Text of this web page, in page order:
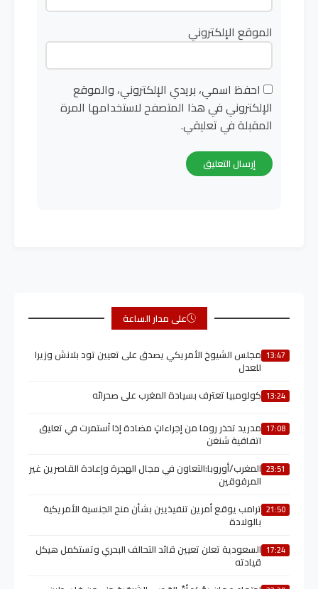
الموقع الإلكتروني
احفظ اسمي، بريدي الإلكتروني، والموقع
الإلكتروني في هذا المتصفح لاستخدامها المرة
المقبلة في تعليقي.
على مدار الساعة
13:47 مجلس الشيوخ الأمريكي يصدق على تعيين تود بلانش وزيرا
للعدل
13:24 كولومبيا تعترف بسيادة المغرب على صحرائه
17:08 مدريد تحذر روما من إجراءاتٍ مضادة إذا اُستمرت في تعليق
اتفاقية شنغن
23:51 المغرب/أوروبا:التعاون في مجال الهجرة وإعادة القاصرين غير
المرفوقين
21:50 ترامب يوقع أمرين تنفيذيين بشأن منح الجنسية الأمريكية
بالولادة
17:24 السعودية تعلن تعيين قائد التحالف البحري وتستكمل هيكل
قيادته